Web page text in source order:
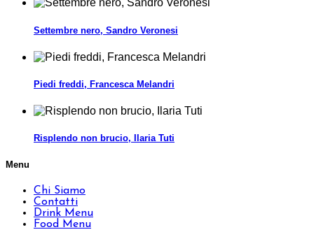
Settembre nero, Sandro Veronesi
Piedi freddi, Francesca Melandri
Risplendo non brucio, Ilaria Tuti
Menu
Chi Siamo
Contatti
Drink Menu
Food Menu